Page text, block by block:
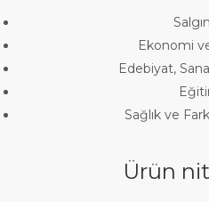
Ekonomi
Edebiyat,
Sağlık ve
Ürün